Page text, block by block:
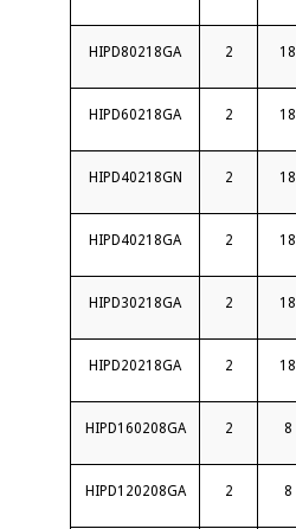
HIPD80218GA 2 18
HIPD60218GA 2 18
HIPD40218GN 2 18
HIPD40218GA 2 18
HIPD30218GA 2 18
HIPD20218GA 2 18
HIPD160208GA 2 8
HIPD120208GA 2 8